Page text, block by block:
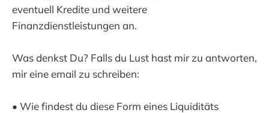
eventuell Kredite und weitere
Finanzdienstleistungen an.
Was denkst Du? Falls du Lust hast mir zu antworten,
mir eine email zu schreiben:
• Wie findest du diese Form eines Liquiditäts